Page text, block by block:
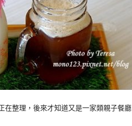
在整理，後來才知道又是一家類親子餐廳